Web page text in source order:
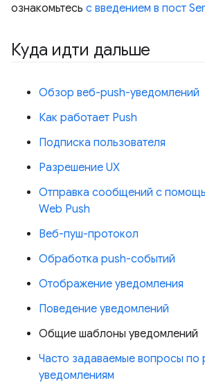
ознакомьтесь с введением в пост
Куда идти дальше
Обзор веб-push-уведомлений
Как работает Push
Подписка пользователя
Разрешение UX
Отправка сообщений с
Web Push
Веб-пуш-протокол
Обработка push-событий
Отображение уведомления
Поведение уведомлений
Общие шаблоны уведомлений
Часто задаваемые вопросы по
уведомлениям